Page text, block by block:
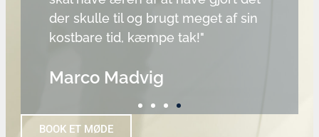
der skulle til og brugt meget af sin
kostbare tid, kæmpe tak!"
Marco Madvig
BOOK ET MØDE